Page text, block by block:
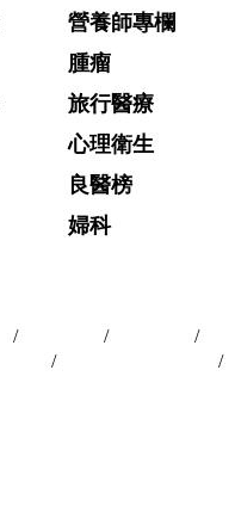
營養師專欄
腫瘤
旅行醫療
心理衛生
良醫榜
婦科
/ / /
/
/